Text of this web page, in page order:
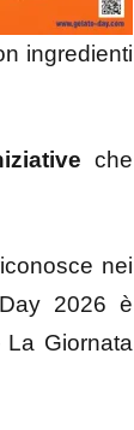
ingredienti
che
nei
2026 è
La Giornata